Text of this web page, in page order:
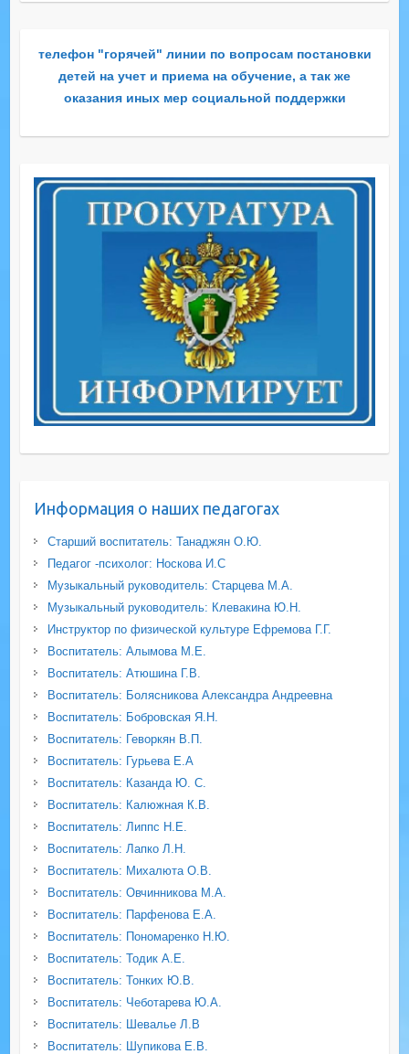
телефон "горячей" линии по вопросам постановки
детей на учет и приема на обучение, а так же
оказания иных мер социальной поддержки
Информация о наших педагогах
Старший воспитатель: Танаджян О.Ю.
Педагог -психолог: Носкова И.С
Музыкальный руководитель: Старцева М.А.
Музыкальный руководитель: Клевакина Ю.Н.
Инструктор по физической культуре Ефремова Г.Г.
Воспитатель: Алымова М.Е.
Воспитатель: Атюшина Г.В.
Воспитатель: Болясникова Александра Андреевна
Воспитатель: Бобровская Я.Н.
Воспитатель: Геворкян В.П.
Воспитатель: Гурьева Е.А
Воспитатель: Казанда Ю. С.
Воспитатель: Калюжная К.В.
Воспитатель: Липпс Н.Е.
Воспитатель: Лапко Л.Н.
Воспитатель: Михалюта О.В.
Воспитатель: Овчинникова М.А.
Воспитатель: Парфенова Е.А.
Воспитатель: Пономаренко Н.Ю.
Воспитатель: Тодик А.Е.
Воспитатель: Тонких Ю.В.
Воспитатель: Чеботарева Ю.А.
Воспитатель: Шевалье Л.В
Воспитатель: Шупикова Е.В.